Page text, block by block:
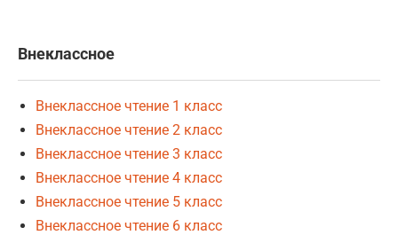
Внеклассное
Внеклассное чтение 1 класс
Внеклассное чтение 2 класс
Внеклассное чтение 3 класс
Внеклассное чтение 4 класс
Внеклассное чтение 5 класс
Внеклассное чтение 6 класс